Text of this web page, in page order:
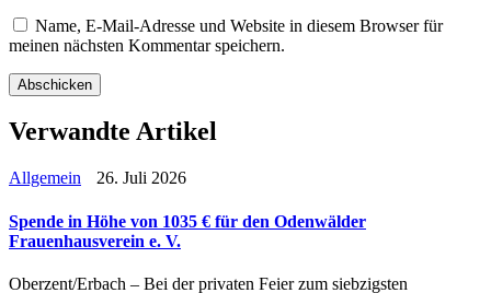
Name, E-Mail-Adresse und Website in diesem Browser für
meinen nächsten Kommentar speichern.
Verwandte Artikel
Allgemein 26. Juli 2026
Spende in Höhe von 1035 € für den Odenwälder
Frauenhausverein e. V.
Oberzent/Erbach – Bei der privaten Feier zum siebzigsten